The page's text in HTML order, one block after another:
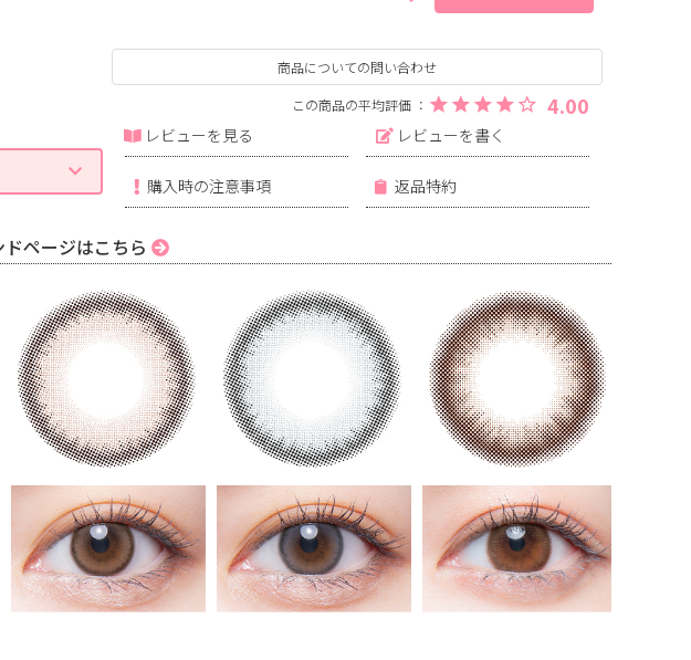
商品についての問い合わせ
4.00
レビューを見る
レビューを書く
購入時の注意事項 返品特約
ページはこちら